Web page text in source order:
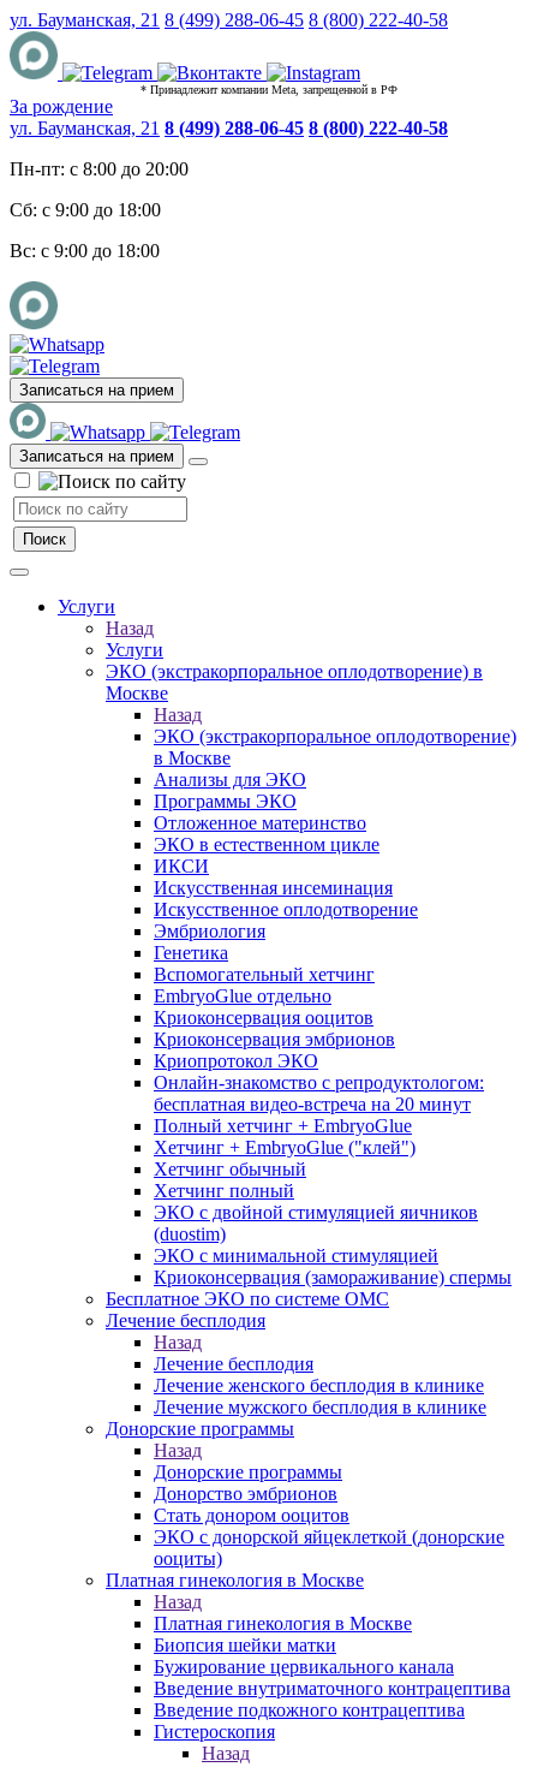
ул. Бауманская, 21 8 (499) 288-06-45 8 (800) 222-40-58
* Принадлежит компании Meta, запрещенной в РФ
За рождение
ул. Бауманская, 21 8 (499) 288-06-45 8 (800) 222-40-58
Пн-пт: с 8:00 до 20:00
Сб: с 9:00 до 18:00
Вс: с 9:00 до 18:00
Записаться на прием
Записаться на прием
Услуги
Назад
Услуги
ЭКО (экстракорпоральное оплодотворение) в
Москве
Назад
ЭКО (экстракорпоральное оплодотворение)
в Москве
Анализы для ЭКО
Программы ЭКО
Отложенное материнство
ЭКО в естественном цикле
ИКСИ
Искусственная инсеминация
Искусственное оплодотворение
Эмбриология
Генетика
Вспомогательный хетчинг
EmbryoGlue отдельно
Криоконсервация ооцитов
Криоконсервация эмбрионов
Криопротокол ЭКО
Онлайн-знакомство с репродуктологом:
бесплатная видео-встреча на 20 минут
Полный хетчинг + ЕmbryoGlue
Хетчинг + EmbryoGlue ("клей")
Хетчинг обычный
Хетчинг полный
ЭКО с двойной стимуляцией яичников
(duostim)
ЭКО с минимальной стимуляцией
Криоконсервация (замораживание) спермы
Бесплатное ЭКО по системе ОМС
Лечение бесплодия
Назад
Лечение бесплодия
Лечение женского бесплодия в клинике
Лечение мужского бесплодия в клинике
Донорские программы
Назад
Донорские программы
Донорство эмбрионов
Стать донором ооцитов
ЭКО с донорской яйцеклеткой (донорские
ооциты)
Платная гинекология в Москве
Назад
Платная гинекология в Москве
Биопсия шейки матки
Бужирование цервикального канала
Введение внутриматочного контрацептива
Введение подкожного контрацептива
Гистероскопия
Назад